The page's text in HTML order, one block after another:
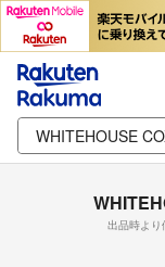
出品時よ